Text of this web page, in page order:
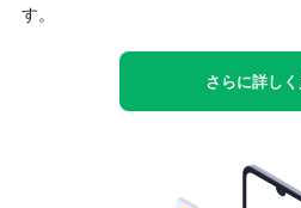
す。
さらに詳し